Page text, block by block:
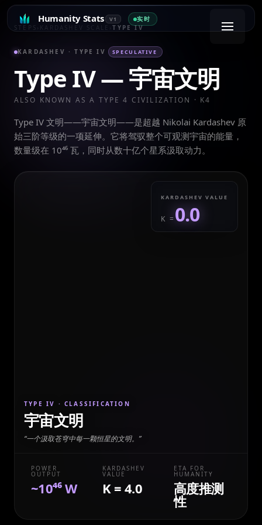
Humanity Stats V1
实时
STEPS KARDASHEV SCALE ›TYPE IV
KARDASHEV ·TYPE IV SPECULATIVE
Type IV—宇宙文明
ALSO KNOWN AS A TYPE4 CIVILIZATION · K4
Type IV 文明——宇宙文明——是超越 Nikolai Kardashev 原
始三阶等级的一项延伸。它将驾驭整个可观测宇宙的能量，
数量级在 10⁴⁶ 瓦，同时从数十亿个星系汲取动力。
KARDASHEV VALUE
K = 0.0
TYPE IV · CLASSIFICATION
宇宙文明
“一个汲取苍穹中每一颗恒星的文明。 ”
POWER
OUTPUT
~10⁴⁶ W
KARDASHEV
VALUE
K = 4.0
ETA FOR
HUMANITY
高度推测
性